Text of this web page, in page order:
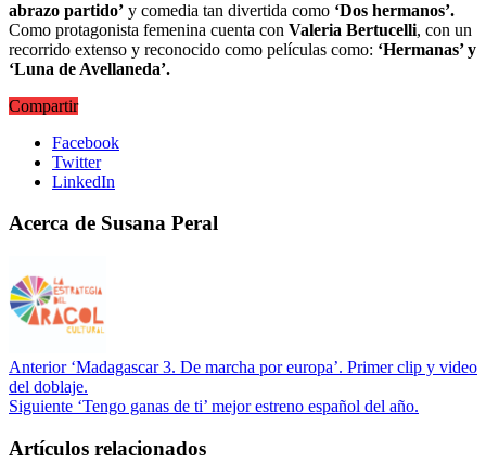
abrazo partido’ y comedia tan divertida como ‘Dos hermanos’.
Como protagonista femenina cuenta con Valeria Bertucelli, con un
recorrido extenso y reconocido como películas como: ‘Hermanas’ y
‘Luna de Avellaneda’.
Compartir
Facebook
Twitter
LinkedIn
Acerca de Susana Peral
Anterior‘Madagascar 3. De marcha por europa’. Primer clip y video
del doblaje.
Siguiente ‘Tengo ganas de ti’ mejor estreno español del año.
Artículos relacionados